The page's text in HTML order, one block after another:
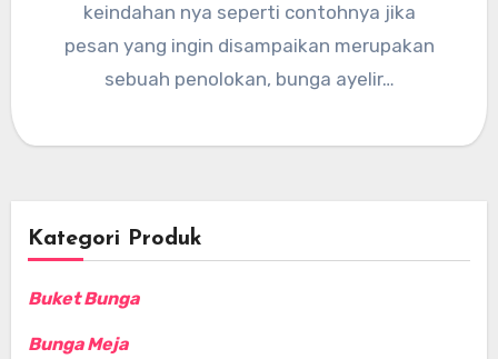
keindahan nya seperti contohnya jika
pesan yang ingin disampaikan merupakan
sebuah penolokan, bunga ayelir…
Kategori Produk
Buket Bunga
Bunga Meja